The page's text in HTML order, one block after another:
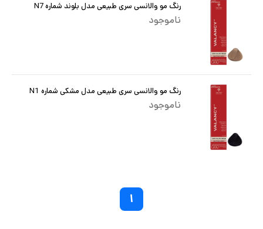
رنگ مو والانسی سری طبیعی مدل بلوند شماره N7
ناموجود
رنگ مو والانسی سری طبیعی مدل مشکی شماره N1
ناموجود
۱